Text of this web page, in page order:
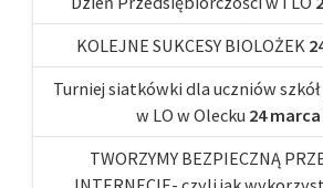
KOLEJNE SUKCESY BIOLOŻEK
Turniej siatkówki dla uczniów
w LO w Olecku 24 marca
TWORZYMY BEZPIECZNĄ